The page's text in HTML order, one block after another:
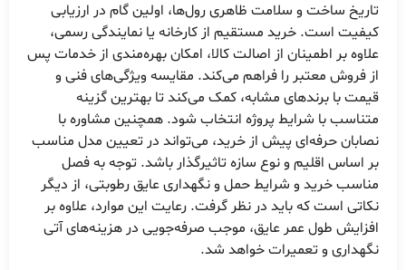
تاریخ ساخت و سلامت ظاهری رول‌ها، اولین گام در ارزیابی
کیفیت است. خرید مستقیم از کارخانه یا نمایندگی رسمی،
علاوه بر اطمینان از اصالت کالا، امکان بهره‌مندی از خدمات پس
از فروش معتبر را فراهم می‌کند. مقایسه ویژگی‌های فنی و
قیمت با برندهای مشابه، کمک می‌کند تا بهترین گزینه
متناسب با شرایط پروژه انتخاب شود. همچنین مشاوره با
نصابان حرفه‌ای پیش از خرید، می‌تواند در تعیین مدل مناسب
بر اساس اقلیم و نوع سازه تاثیرگذار باشد. توجه به فصل
مناسب خرید و شرایط حمل و نگهداری عایق رطوبتی، از دیگر
نکاتی است که باید در نظر گرفت. رعایت این موارد، علاوه بر
افزایش طول عمر عایق، موجب صرفه‌جویی در هزینه‌های آتی
نگهداری و تعمیرات خواهد شد.